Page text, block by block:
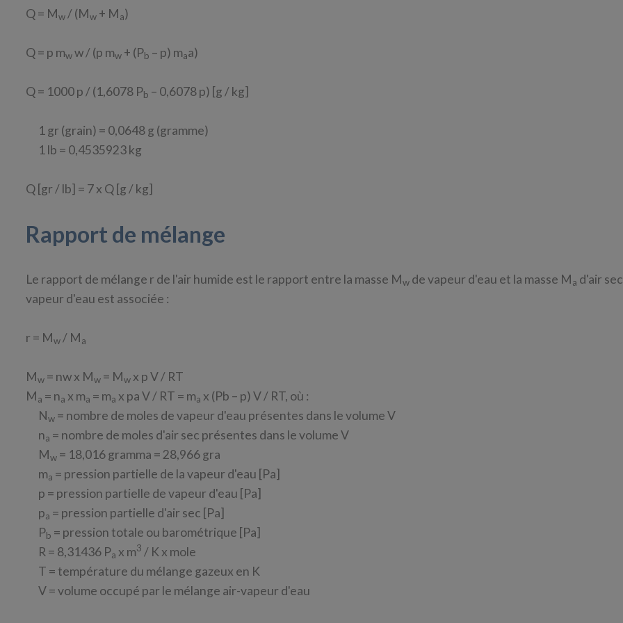
Q = Mw / (Mw + Ma)
Q = p mww / (p mw + (Pb – p) maa)
Q = 1000 p / (1,6078 Pb – 0,6078 p) [g / kg]
1 gr (grain) = 0,0648 g (gramme)
1 lb = 0,4535923 kg
Q [gr / lb] = 7 x Q [g / kg]
Rapport de mélange
Le rapport de mélange r de l'air humide est le rapport entre la masse Mw de vapeur d'eau et la masse Ma d'air
vapeur d'eau est associée :
r = Mw / Ma
Mw = nw x Mw = Mw x p V / RT
Ma = na x ma = ma x pa V / RT = ma x (Pb – p) V / RT, où :
Nw = nombre de moles de vapeur d'eau présentes dans le volume V
na = nombre de moles d'air sec présentes dans le volume V
Mw = 18,016 gramma = 28,966 gra
ma = pression partielle de la vapeur d'eau [Pa]
p = pression partielle de vapeur d'eau [Pa]
pa = pression partielle d'air sec [Pa]
Pb = pression totale ou barométrique [Pa]
R = 8,31436 Pa x m3 / K x mole
T = température du mélange gazeux en K
V = volume occupé par le mélange air-vapeur d'eau